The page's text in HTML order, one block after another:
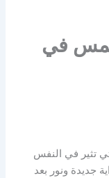
في
تثير في النفس
جديدة ونور بعد